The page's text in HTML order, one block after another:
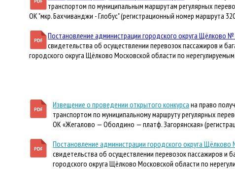
транспортом по муниципальным маршрутам регулярных
ОК "мкр. Бахчиванджи - Глобус" (регистрационный номер маршрута
Постановление администрации городского округа Щёлково №
свидетельства об осуществлении перевозок пассажиров и
городского округа Щёлково Московской области по
Извещение о проведении открытого конкурса на право
транспортом по муниципальному маршруту регулярных
ОК «Жегалово — Оболдино — платф. Загорянская»
Постановление администрации городского округа Щёлково
свидетельства об осуществлении перевозок пассажиров и
городского округа Щёлково Московской области по